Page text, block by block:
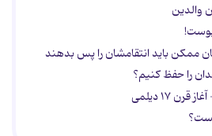
والدین
را حفظ کنیم؟
۱۷ دیلمی